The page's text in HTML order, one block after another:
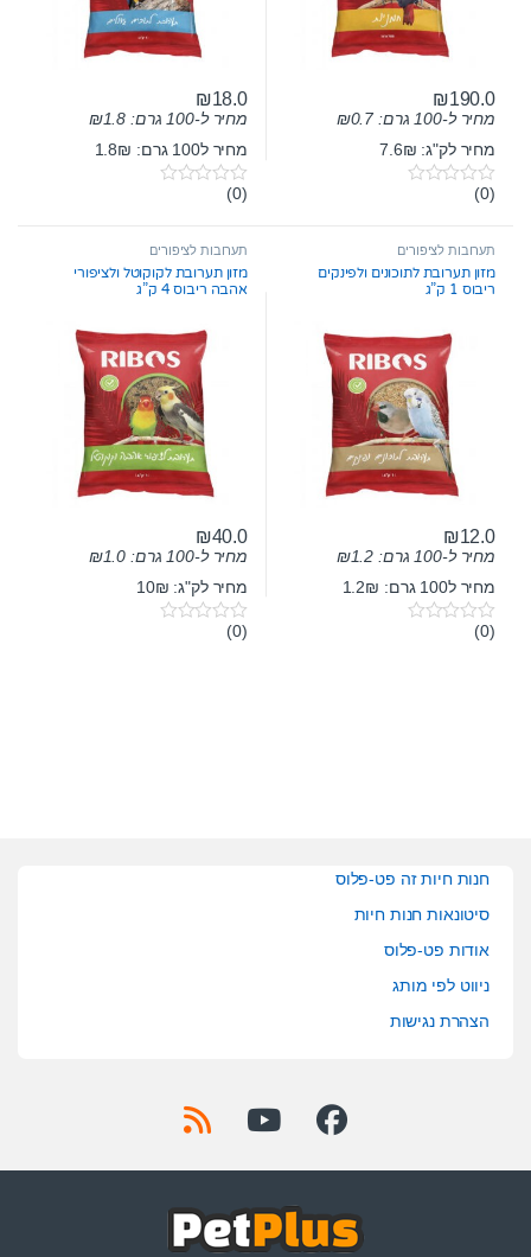
₪190.0
מחיר ל-100 גרם: ₪0.7
מחיר לק"ג: 7.6₪
0
t
f
5
(0)
₪18.0
מחיר ל-100 גרם: ₪1.8
מחיר ל100 גרם: 1.8₪
0
t
f
5
(0)
תערובות לציפורים
מזון תערובת לתוכונים ולפינקים
ריבוס 1 ק”ג
₪12.0
מחיר ל-100 גרם: ₪1.2
מחיר ל100 גרם: 1.2₪
0(0)
תערובות לציפורים
מזון תערובת לקוקוטל ולציפורי
אהבה ריבוס 4 ק”ג
₪40.0
מחיר ל-100 גרם: ₪1.0
מחיר לק"ג: 10₪
0(0)
חנות חיות זה פט-פלוס
סיטונאות חנות חיות
אודות פט-פלוס
ניווט לפי מותג
הצהרת נגישות